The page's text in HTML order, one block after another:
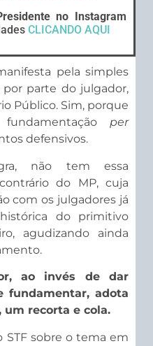
no Instagram
CLICANDO AQUI
pela simples
por parte do julgador,
Público. Sim, porque
per
defensivos.
não tem essa
do MP, cuja
com os julgadores já
do primitivo
agudizando ainda
ao invés de dar
fundamentar, adota
um recorta e cola.
sobre o tema em